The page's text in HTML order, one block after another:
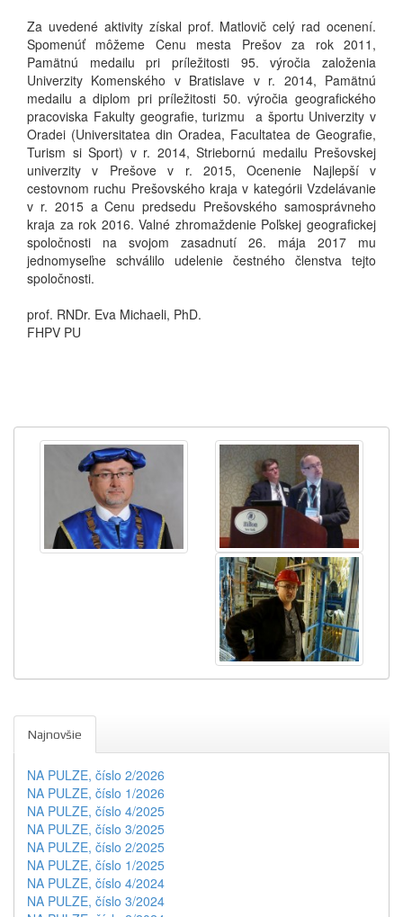
Za uvedené aktivity získal prof. Matlovič celý rad ocenení.
Spomenúť môžeme Cenu mesta Prešov za rok 2011,
Pamätnú medailu pri príležitosti 95. výročia založenia
Univerzity Komenského v Bratislave v r. 2014, Pamätnú
medailu a diplom pri príležitosti 50. výročia geografického
pracoviska Fakulty geografie, turizmu a športu Univerzity v
Oradei (Universitatea din Oradea, Facultatea de Geografie,
Turism si Sport) v r. 2014, Striebornú medailu Prešovskej
univerzity v Prešove v r. 2015, Ocenenie Najlepší v
cestovnom ruchu Prešovského kraja v kategórii Vzdelávanie
v r. 2015 a Cenu predsedu Prešovského samosprávneho
kraja za rok 2016. Valné zhromaždenie Poľskej geografickej
spoločnosti na svojom zasadnutí 26. mája 2017 mu
jednomyseľne schválilo udelenie čestného členstva tejto
spoločnosti.
prof. RNDr. Eva Michaeli, PhD.
FHPV PU
Najnovšie
NA PULZE, číslo 2/2026
NA PULZE, číslo 1/2026
NA PULZE, číslo 4/2025
NA PULZE, číslo 3/2025
NA PULZE, číslo 2/2025
NA PULZE, číslo 1/2025
NA PULZE, číslo 4/2024
NA PULZE, číslo 3/2024